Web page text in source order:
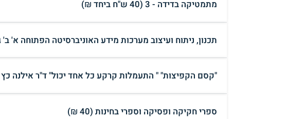
מתמטיקה בדידה - 3 (40 ש"ח ביחד ₪)
תכנון, ניתוח ועיצוב מערכות מידע האוניברסיטה הפתוחה א' ב' ג'
"קסם הקפיצות" " התעמלות קרקע כל אחד יכול" ד"ר אילנה כץ (150 ש"ח
ספרי חקיקה ופסיקה וספרי בחינות (40 ₪)